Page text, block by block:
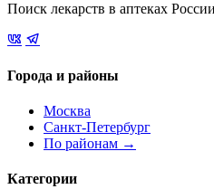
Поиск лекарств в аптеках
Города и районы
Москва
Санкт-Петербург
По районам →
Категории